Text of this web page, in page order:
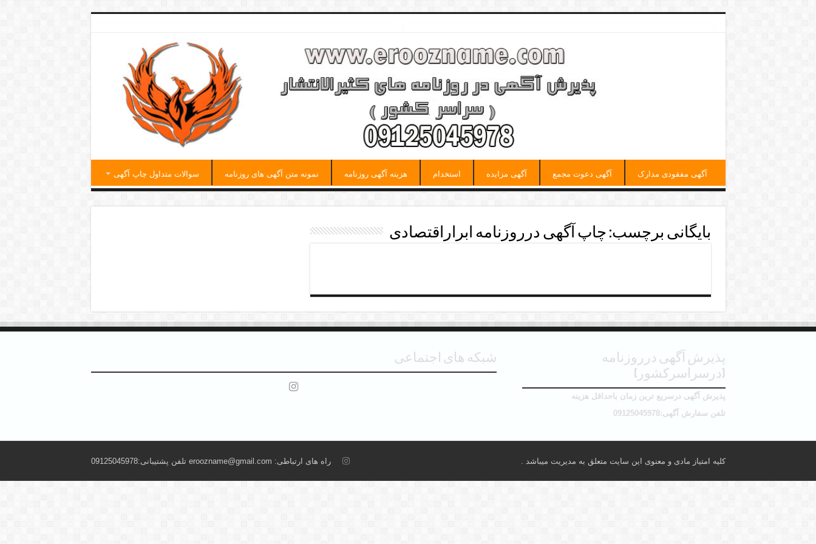
آگهی مفقودی مدارک آگهی دعوت مجمع آگهی مزایده استخدام هزینه آگهی روزنامه نمونه متن آگهی های روزنامه سوالات متداول چاپ آگهی
بایگانی برچسب: چاپ آگهی درروزنامه ابراراقتصادی
پذیرش آگهی درروزنامه
(درسراسرکشور)
پذیرش آگهی درسریع ترین زمان باحداقل هزینه
تلفن سفارش آگهی:09125045978
شبکه های اجتماعی
راه های ارتباطی: eroozname@gmail.com تلفن پشتیبانی:09125045978 کلیه امتیاز مادی و معنوی این سایت متعلق به مدیریت میباشد .